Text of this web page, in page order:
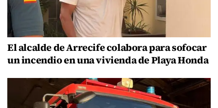
El alcalde de Arrecife colabora para sofocar
un incendio en una vivienda de Playa Honda